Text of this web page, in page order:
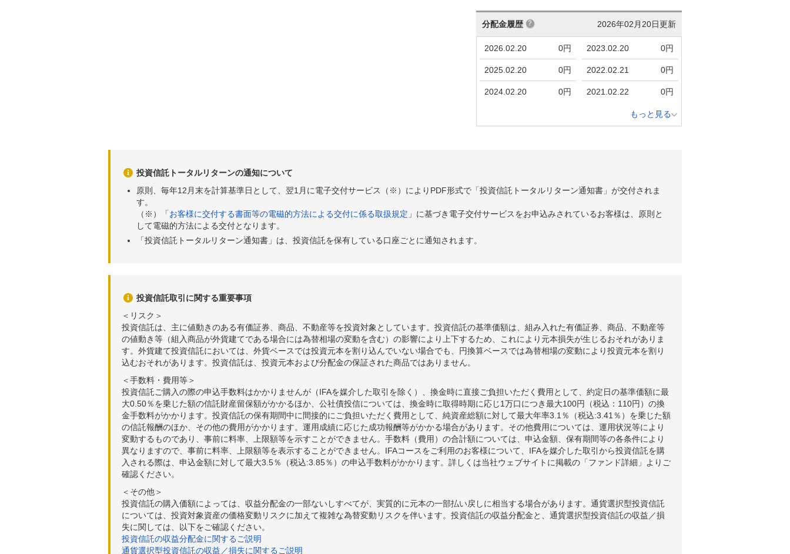
2026年02月20日更新
分配金履歴
2026.02.20 0円
2025.02.20 0円
2024.02.20 0円
2023.02.20 0円
2022.02.21 0円
2021.02.22 0円
もっと見る
投資信託トータルリターンの通知について
原則、毎年12月末を計算基準日として、翌1月に電子交付サービス（※）によりPDF形式で「投資信託トータルリターン通知書」が交付されま
す。
（※）「お客様に交付する書面等の電磁的方法による交付に係る取扱規定 」に基づき電子交付サービスをお申込みされているお客様は、原則と
して電磁的方法による交付となります。
「投資信託トータルリターン通知書」は、投資信託を保有している口座ごとに通知されます。
投資信託取引に関する重要事項
＜リスク＞
投資信託は、主に値動きのある有価証券、商品、不動産等を投資対象としています。投資信託の基準価額は、組み入れた有価証券、商品、不動産等
の値動き等（組入商品が外貨建てである場合には為替相場の変動を含む）の影響により上下するため、これにより元本損失が生じるおそれがありま
す。外貨建て投資信託においては、外貨ベースでは投資元本を割り込んでいない場合でも、円換算ベースでは為替相場の変動により投資元本を割り
込むおそれがあります。投資信託は、投資元本および分配金の保証された商品ではありません。
＜手数料・費用等＞
投資信託ご購入の際の申込手数料はかかりませんが（IFAを媒介した取引を除く）、換金時に直接ご負担いただく費用として、約定日の基準価額に最
大0.50％を乗じた額の信託財産留保額がかかるほか、公社債投信については、換金時に取得時期に応じ1万口につき最大100円（税込：110円）の換
金手数料がかかります。投資信託の保有期間中に間接的にご負担いただく費用として、純資産総額に対して最大年率3.1％（税込:3.41％）を乗じた額
の信託報酬のほか、その他の費用がかかります。運用成績に応じた成功報酬等がかかる場合があります。その他費用については、運用状況等により
変動するものであり、事前に料率、上限額等を示すことができません。手数料（費用）の合計額については、申込金額、保有期間等の各条件により
異なりますので、事前に料率、上限額等を表示することができません。IFAコースをご利用のお客様について、IFAを媒介した取引から投資信託を購
入される際は、申込金額に対して最大3.5％（税込:3.85％）の申込手数料がかかります。詳しくは当社ウェブサイトに掲載の「ファンド詳細」よりご
確認ください。
＜その他＞
投資信託の購入価額によっては、収益分配金の一部ないしすべてが、実質的に元本の一部払い戻しに相当する場合があります。通貨選択型投資信託
については、投資対象資産の価格変動リスクに加えて複雑な為替変動リスクを伴います。投資信託の収益分配金と、通貨選択型投資信託の収益／損
失に関しては、以下をご確認ください。
投資信託の収益分配金に関するご説明
通貨選択型投資信託の収益／損失に関するご説明